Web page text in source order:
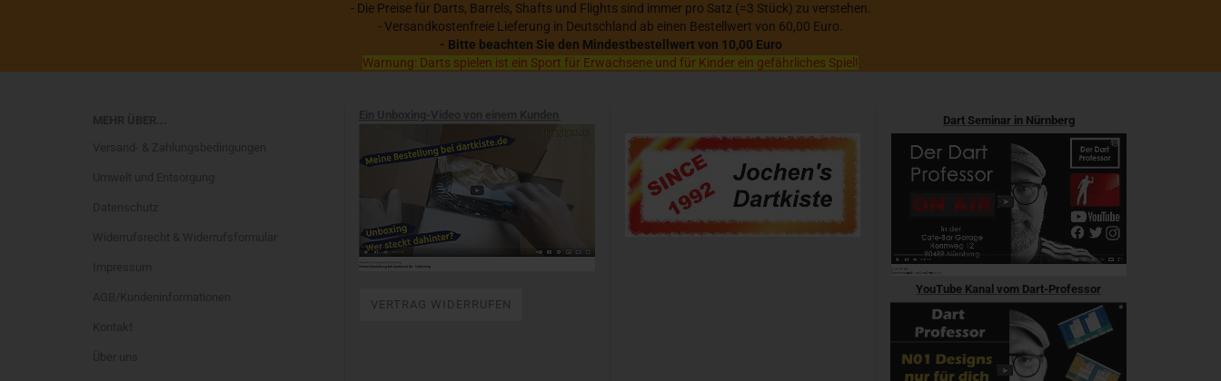
- Die Preise für Darts, Barrels, Shafts und Flights sind immer pro Satz (=3 Stück) zu verstehen.
- Versandkostenfreie Lieferung in Deutschland ab einen Bestellwert von 60,00 Euro.
- Bitte beachten Sie den Mindestbestellwert von 10,00 Euro
Warnung: Darts spielen ist ein Sport für Erwachsene und für Kinder ein gefährliches Spiel!
VERTRAG WIDERRUFEN
Dart Seminar in Nürnberg
YouTube Kanal vom Dart-Professor